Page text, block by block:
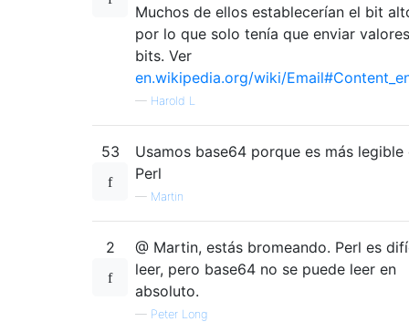
Muchos de ellos establecerían el bit
por lo que solo tenía que enviar
bits. Ver
en.wikipedia.org/wiki/
— Harold L
53
Usamos base64 porque es más legible
Perl
— Martin
2
@ Martin, estás bromeando. Perl es
leer, pero base64 no se puede leer en
absoluto.
— Peter Long